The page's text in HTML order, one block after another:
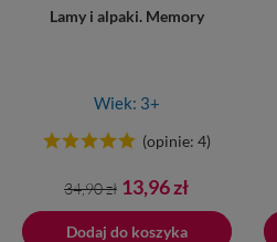
Lamy i alpaki. Memory
Wiek: 3+
(opinie: 4)
Cena
podstawowa
34,90 zł Cena
13,96 zł
Dodaj do koszyka
Dodano do koszyka